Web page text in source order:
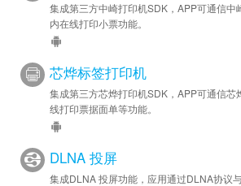
集成第三方中崎打印机SDK，APP可通信中
内在线打印小票功能。
芯烨标签打印机
集成第三方芯烨打印机SDK，APP可通信芯
线打印票据面单等功能。
DLNA 投屏
集成DLNA 投屏功能，应用通过DLNA协议